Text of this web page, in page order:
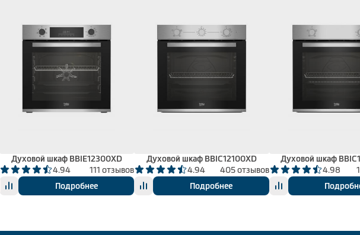
Духовой шкаф BBIE12300XD
4.94
111 отзывов
Подробнее
Духовой шкаф BBIC12100XD
4.94
405 отзывов
Подробнее
Духовой шкаф
4.98